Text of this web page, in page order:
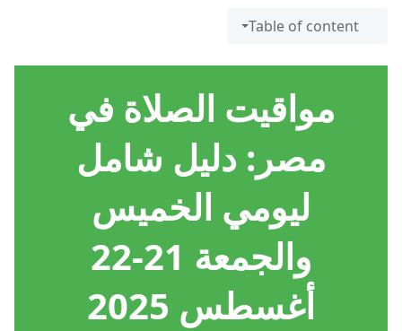
Table of content
مواقيت الصلاة في
مصر : دليل شامل
ليومي الخميس
والجمعة 21-22
أغسطس 2025